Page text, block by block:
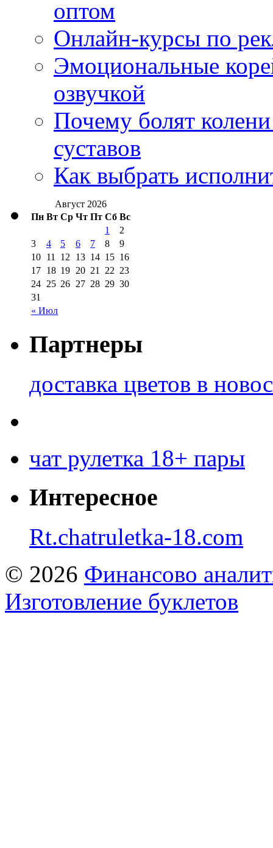
оптом
Онлайн-курсы по
Эмоциональные
озвучкой
Почему болят
суставов
Как выбрать
Август 2026
Пн Вт Ср Чт Пт Сб Вс
« Июл
1
2
3
4 5 6 7 8
9
10 11 12 13 14 15 16
17 18 19 20 21 22 23
24 25 26 27 28 29 30
31
Партнеры
доставка цветов в
чат рулетка 18+ пары
Интересное
Rt.chatruletka-18.com
© 2026 Финансово
Изготовление буклетов